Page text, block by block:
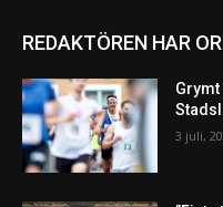
REDAKTÖREN HAR
3 juli,